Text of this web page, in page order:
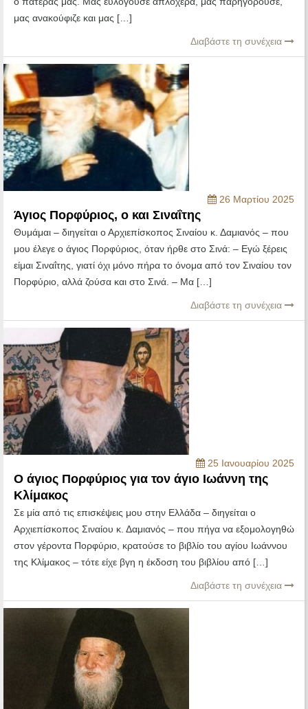
μας ανακούφιζε και μας […]
Διαβάστε τη συνέχεια
26 Μαρτίου 2025
Άγιος Πορφύριος, ο και Σιναΐτης
Θυμάμαι – διηγείται ο Αρχιεπίσκοπος Σιναίου κ. Δαμιανός – που
μου έλεγε ο άγιος Πορφύριος, όταν ήρθε στο Σινά: – Εγώ ξέρεις
είμαι Σιναΐτης, γιατί όχι μόνο πήρα το όνομα από τον Σιναίου τον
Πορφύριο, αλλά ζούσα και στο Σινά. – Μα […]
Διαβάστε τη συνέχεια
25 Ιανουαρίου 2025
Ο άγιος Πορφύριος για τον άγιο Ιωάννη της
Κλίμακος
Σε μία από τις επισκέψεις μου στην Ελλάδα – διηγείται ο
Αρχιεπίσκοπος Σιναίου κ. Δαμιανός – που πήγα να εξομολογηθώ
στον γέροντα Πορφύριο, κρατούσε το βιβλίο του αγίου Ιωάννου
της Κλίμακος – τότε είχε βγη η έκδοση του βιβλίου από […]
Διαβάστε τη συνέχεια